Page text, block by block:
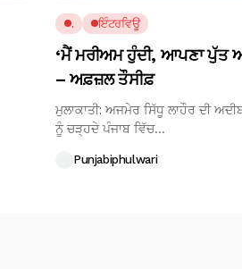
. ਇੰਟਰਵਿਊ
‘ਮੈਂ ਮਰੀਅਮ ਹੁੰਦੀ, ਆਪਣਾ ਪੁੱਤ
– ਅਫ਼ਜ਼ਲ ਤੌਸੀਫ਼
ਮੁਲਾਕਾਤੀ: ਅਜਮੇਰ ਸਿੱਧੂ ਲਾਹੌਰ ਦੀ
ਨੂੰ ਚੜ੍ਹਦੇ ਪੰਜਾਬ ਵਿੱਚ...
Punjabiphulwari